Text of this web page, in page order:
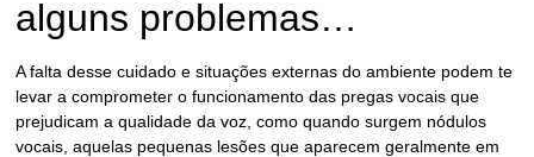
alguns problemas…
A falta desse cuidado e situações externas do ambiente podem te
levar a comprometer o funcionamento das pregas vocais que
prejudicam a qualidade da voz, como quando surgem nódulos
vocais , aquelas pequenas lesões que aparecem geralmente em